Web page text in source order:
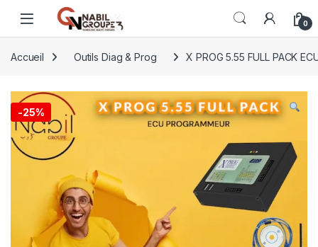
Open 0
Accueil Outils Diag & Prog X PROG 5.55 FULL PACK
-25%